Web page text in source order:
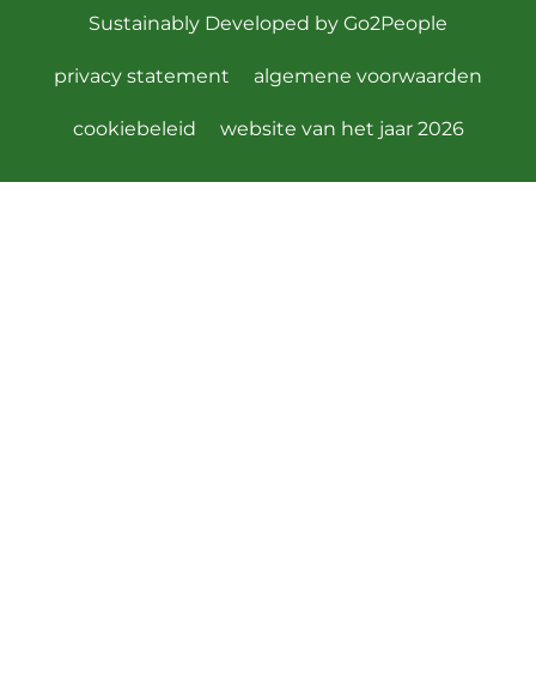
Sustainably Developed by Go2People
privacy statement algemene voorwaarden
cookiebeleid website van het jaar 2026